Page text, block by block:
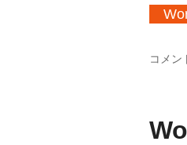
コメン